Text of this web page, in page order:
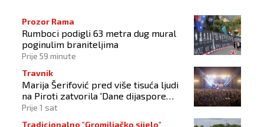
Prozor Rama
Rumboci podigli 63 metra dug mural
poginulim braniteljima
Prije 59 minute
Travnik
Marija Šerifović pred više tisuća ljudi
na Piroti zatvorila 'Dane dijaspore
2026'
Prije 1 sat
Tradicionalno "Gromiljačko sijelo"